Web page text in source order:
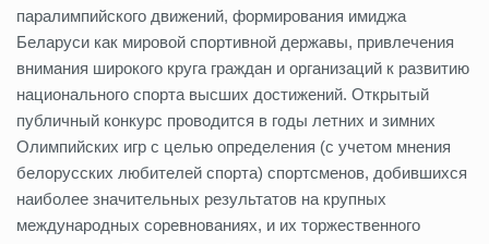
паралимпийского движений, формирования имиджа
Беларуси как мировой спортивной державы, привлечения
внимания широкого круга граждан и организаций к развитию
национального спорта высших достижений. Открытый
публичный конкурс проводится в годы летних и зимних
Олимпийских игр с целью определения (с учетом мнения
белорусских любителей спорта) спортсменов, добившихся
наиболее значительных результатов на крупных
международных соревнованиях, и их торжественного